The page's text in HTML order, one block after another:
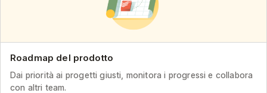
Roadmap del prodotto
Dai priorità ai progetti giusti, monitora i progressi e collabora
con altri team.